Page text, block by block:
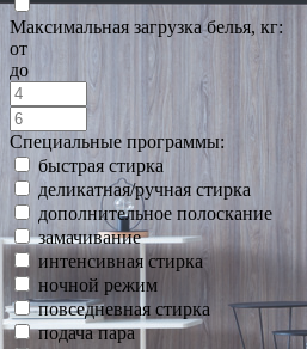
Максимальная загрузка белья, кг:
от
до
Специальные программы:
быстрая стирка
деликатная/ручная стирка
дополнительное полоскание
замачивание
интенсивная стирка
ночной режим
повседневная стирка
подача пара